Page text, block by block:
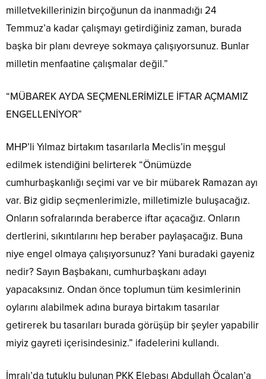
milletvekillerinizin birçoğunun da inanmadığı 24
Temmuz’a kadar çalışmayı getirdiğiniz zaman, burada
başka bir planı devreye sokmaya çalışıyorsunuz. Bunlar
milletin menfaatine çalışmalar değil.”
“MÜBAREK AYDA SEÇMENLERİMİZLE İFTAR AÇMAMIZ
ENGELLENİYOR”
MHP’li Yılmaz birtakım tasarılarla Meclis’in meşgul
edilmek istendiğini belirterek “Önümüzde
cumhurbaşkanlığı seçimi var ve bir mübarek Ramazan ayı
var. Biz gidip seçmenlerimizle, milletimizle buluşacağız.
Onların sofralarında beraberce iftar açacağız. Onların
dertlerini, sıkıntılarını hep beraber paylaşacağız. Buna
niye engel olmaya çalışıyorsunuz? Yani buradaki gayeniz
nedir? Sayın Başbakanı, cumhurbaşkanı adayı
yapacaksınız. Ondan önce toplumun tüm kesimlerinin
oylarını alabilmek adına buraya birtakım tasarılar
getirerek bu tasarıları burada görüşüp bir şeyler yapabilir
miyiz gayreti içerisindesiniz.” ifadelerini kullandı.
İmralı’da tutuklu bulunan PKK Elebaşı Abdullah Öcalan’a